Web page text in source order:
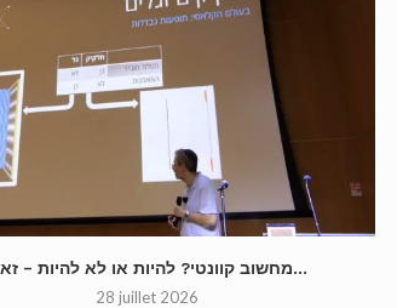
מחשוב קוונטי? להיות או לא להיות – זאת...
28 juillet 2026